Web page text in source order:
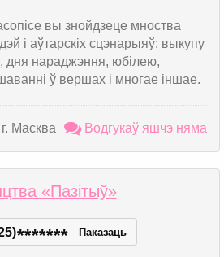
вы знойдзеце мноства
і аўтарскіх сцэнарыяў: выкупу
дня нараджэння, юбілею,
ў вершах і многае іншае.
г. Масква Водгукаў яшчэ няма
«Пазітыў»
******* Паказаць